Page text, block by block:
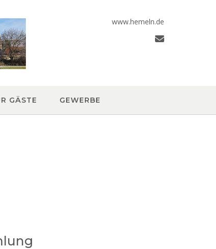
www.hemeln.de
GÄSTE GEWERBE